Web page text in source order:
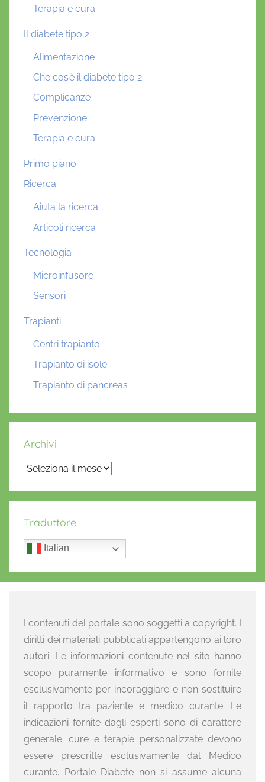
Terapia e cura
Il diabete tipo 2
Alimentazione
Che cos’è il diabete tipo 2
Complicanze
Prevenzione
Terapia e cura
Primo piano
Ricerca
Aiuta la ricerca
Articoli ricerca
Tecnologia
Microinfusore
Sensori
Trapianti
Centri trapianto
Trapianto di isole
Trapianto di pancreas
Archivi
Archivi
Traduttore
Italian
I contenuti del portale sono soggetti a copyright. I
diritti dei materiali pubblicati appartengono ai loro
autori. Le informazioni contenute nel sito hanno
scopo puramente informativo e sono fornite
esclusivamente per incoraggiare e non sostituire
il rapporto tra paziente e medico curante. Le
indicazioni fornite dagli esperti sono di carattere
generale: cure e terapie personalizzate devono
essere prescritte esclusivamente dal Medico
curante. Portale Diabete non si assume alcuna